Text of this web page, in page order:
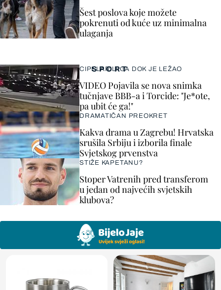
SPORT
CIPELARILI GA DOK JE LEŽAO
VIDEO Pojavila se nova snimka
tučnjave BBB-a i Torcide: "Je*ote,
pa ubit će ga!"
DRAMATIČAN PREOKRET
Kakva drama u Zagrebu! Hrvatska
srušila Srbiju i izborila finale
Svjetskog prvenstva
STIŽE KAPETANU?
Stoper Vatrenih pred transferom
u jedan od najvećih svjetskih
klubova?
Šest poslova koje možete
pokrenuti od kuće uz minimalna
ulaganja